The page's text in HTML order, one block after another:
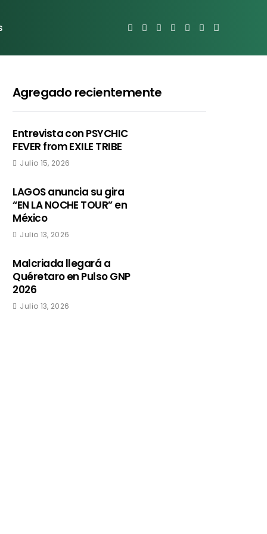
Agregado recientemente
Entrevista con PSYCHIC
FEVER from EXILE TRIBE
Julio 15, 2026
LAGOS anuncia su gira
“EN LA NOCHE TOUR” en
México
Julio 13, 2026
Malcriada llegará a
Quéretaro en Pulso GNP
2026
Julio 13, 2026